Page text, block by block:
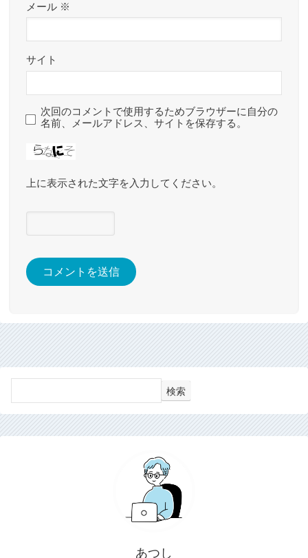
メール ※
サイト
次回のコメントで使用するためブラウザーに自分の
名前、メールアドレス、サイトを保存する。
上に表示された文字を入力してください。
検索
あつし